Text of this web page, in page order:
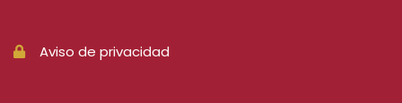
Aviso de privacidad